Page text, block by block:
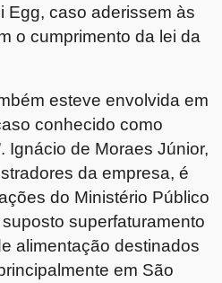
Egg, caso aderissem às
o cumprimento da lei da
esteve envolvida em
conhecido como
Ignácio de Moraes Júnior,
da empresa, é
do Ministério Público
superfaturamento
alimentação destinados
em São